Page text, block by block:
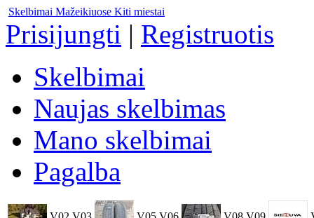
Skelbimai Mažeikiuose Kiti miestai
Prisijungti | Registruotis
Skelbimai
Naujas skelbimas
Mano skelbimai
Pagalba